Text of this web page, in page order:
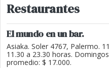
Restaurantes
El mundo en un bar.
Asiaka. Soler 4767, Palermo.
11.30 a 23.30 horas.
promedio: $ 17.000.